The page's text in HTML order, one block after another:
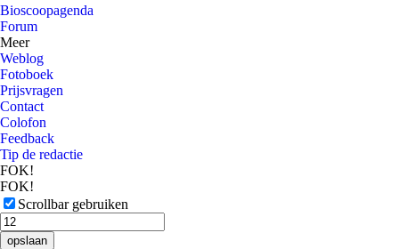
Bioscoopagenda
Forum
Meer
Weblog
Fotoboek
Prijsvragen
Contact
Colofon
Feedback
Tip de redactie
FOK!
FOK!
Scrollbar gebruiken
opslaan